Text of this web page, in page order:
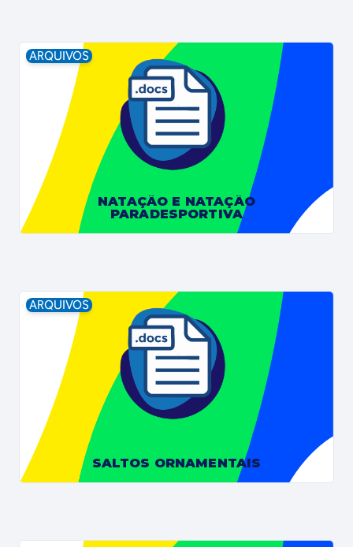
ARQUIVOS
NATAÇÃO E NATAÇÃO
PARADESPORTIVA
ARQUIVOS
SALTOS ORNAMENTAIS